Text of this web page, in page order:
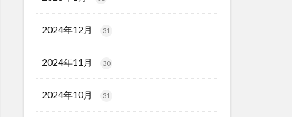
2024年12月 31
2024年11月 30
2024年10月 31